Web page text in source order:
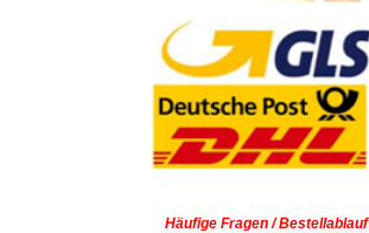
Häufige Fragen / Bestellablauf